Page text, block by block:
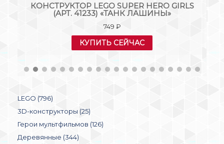
КОНСТРУКТОР LEGO SUPER HERO GIRLS
(АРТ. 41233) «ТАНК ЛАШИНЫ»
749 ₽
КУПИТЬ СЕЙЧАС
LEGO (796)
3D-конструкторы (25)
Герои мультфильмов (126)
Деревянные (344)